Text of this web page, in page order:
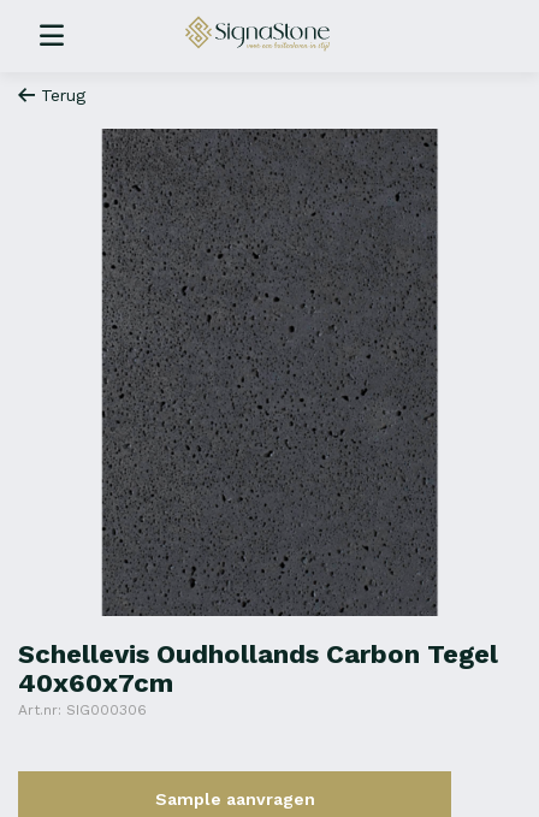
Terug
Schellevis Oudhollands Carbon Tegel
40x60x7cm
Art.nr: SIG000306
Sample aanvragen